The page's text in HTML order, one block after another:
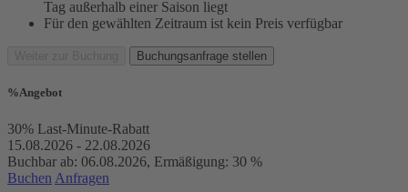
Tag außerhalb einer Saison liegt
Für den gewählten Zeitraum ist kein Preis verfügbar
Buchungsanfrage stellen
%Angebot
30% Last-Minute-Rabatt
15.08.2026 - 22.08.2026
Buchbar ab: 06.08.2026, Ermäßigung: 30 %
Buchen Anfragen